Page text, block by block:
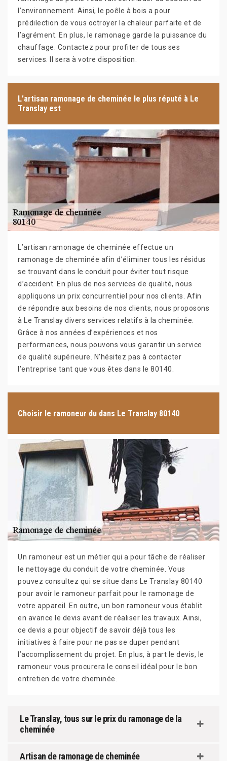
l’environnement. Ainsi, le poêle à bois a pour
prédilection de vous octroyer la chaleur parfaite et de
l’agrément. En plus, le ramonage garde la puissance du
chauffage. Contactez pour profiter de tous ses
services. Il sera à votre disposition.
L’artisan ramonage de cheminée le plus réputé à Le
Translay est
L’artisan ramonage de cheminée effectue un
ramonage de cheminée afin d’éliminer tous les résidus
se trouvant dans le conduit pour éviter tout risque
d’accident. En plus de nos services de qualité, nous
appliquons un prix concurrentiel pour nos clients. Afin
de répondre aux besoins de nos clients, nous proposons
à Le Translay divers services relatifs à la cheminée.
Grâce à nos années d’expériences et nos
performances, nous pouvons vous garantir un service
de qualité supérieure. N’hésitez pas à contacter
l’entreprise tant que vous êtes dans le 80140.
Choisir le ramoneur du dans Le Translay 80140
Un ramoneur est un métier qui a pour tâche de réaliser
le nettoyage du conduit de votre cheminée. Vous
pouvez consultez qui se situe dans Le Translay 80140
pour avoir le ramoneur parfait pour le ramonage de
votre appareil. En outre, un bon ramoneur vous établit
en avance le devis avant de réaliser les travaux. Ainsi,
ce devis a pour objectif de savoir déjà tous les
initiatives à faire pour ne pas se duper pendant
l’accomplissement du projet. En plus, à part le devis, le
ramoneur vous procurera le conseil idéal pour le bon
entretien de votre cheminée.
Le Translay, tous sur le prix du ramonage de la
cheminée
Artisan de ramonage de cheminée